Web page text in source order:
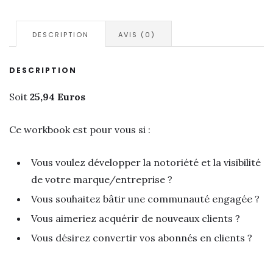
DESCRIPTION AVIS (0)
DESCRIPTION
Soit 25,94 Euros
Ce workbook est pour vous si :
Vous voulez développer la notoriété et la visibilité
de votre marque/entreprise ?
Vous souhaitez bâtir une communauté engagée ?
Vous aimeriez acquérir de nouveaux clients ?
Vous désirez convertir vos abonnés en clients ?